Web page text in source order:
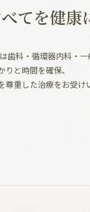
てを健康
歯科・循環器内科・
と時間を確保、
尊重した治療をお受け